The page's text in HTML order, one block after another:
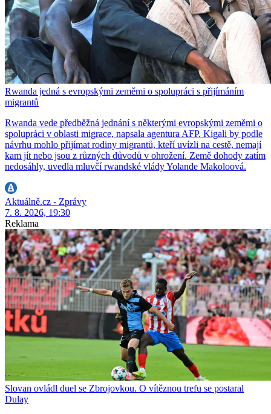
Rwanda jedná s evropskými zeměmi o spolupráci s přijímáním
migrantů
Rwanda vede předběžná jednání s některými evropskými zeměmi o
spolupráci v oblasti migrace, napsala agentura AFP. Kigali by podle
návrhu mohlo přijímat rodiny migrantů, kteří uvízli na cestě, nemají
kam jít nebo jsou z různých důvodů v ohrožení. Země dohody zatím
nedosáhly, uvedla mluvčí rwandské vlády Yolande Makoloová.
Aktuálně.cz - Zprávy
7. 8. 2026, 19:30
Reklama
Slovan ovládl duel se Zbrojovkou. O vítěznou trefu se postaral
Dulay